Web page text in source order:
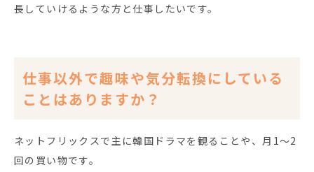
長していけるような方と仕事したいです。
仕事以外で趣味や気分転換にしている
ことはありますか？
ネットフリックスで主に韓国ドラマを観ることや、月1～2
回の買い物です。